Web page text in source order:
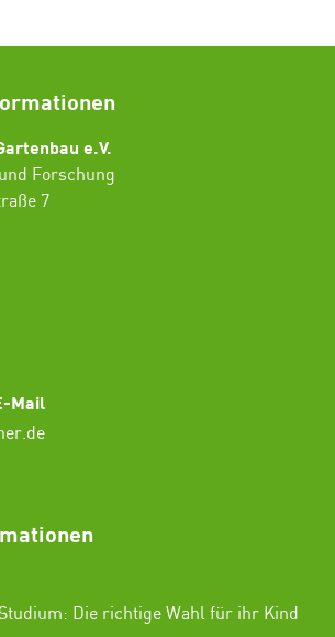
e.V.
Forschung
7
Mail
Die richtige Wahl für ihr Kind